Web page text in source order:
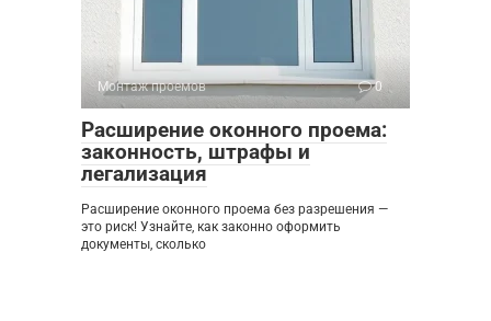
Монтаж проемов 0
Расширение оконного проема:
законность, штрафы и
легализация
Расширение оконного проема без разрешения —
это риск! Узнайте, как законно оформить
документы, сколько